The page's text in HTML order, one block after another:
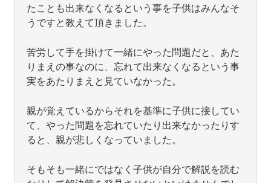
たことも出来なくなるという事を子供はみんなそ
うですと教えて頂きました。
苦労して手を掛けて一緒にやった問題だと、あた
りまえの事なのに、忘れて出来なくなるという事
実をあたりまえと見ていなかった。
親が覚えているからそれを基準に子供に接してい
て、やった問題を忘れていたり出来なかったりす
ると、親が悲しくなっていました。
そもそも一緒にではなく子供が自分で解説を読む